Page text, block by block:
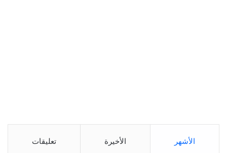
الأشهر الأخيرة تعليقات